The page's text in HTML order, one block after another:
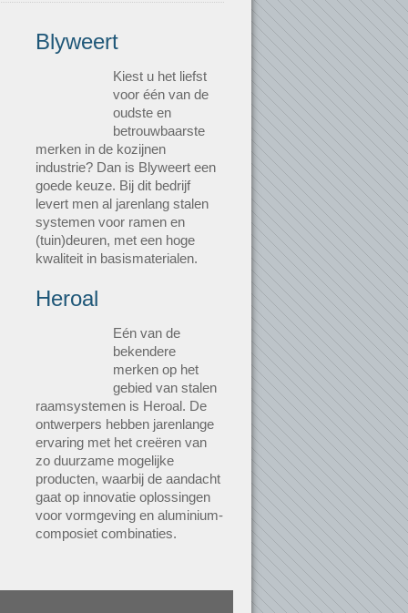
Blyweert
Kiest u het liefst
voor één van de
oudste en
betrouwbaarste
merken in de kozijnen
industrie? Dan is Blyweert een
goede keuze. Bij dit bedrijf
levert men al jarenlang stalen
systemen voor ramen en
(tuin)deuren, met een hoge
kwaliteit in basismaterialen.
Heroal
Eén van de
bekendere
merken op het
gebied van stalen
raamsystemen is Heroal. De
ontwerpers hebben jarenlange
ervaring met het creëren van
zo duurzame mogelijke
producten, waarbij de aandacht
gaat op innovatie oplossingen
voor vormgeving en aluminium-
composiet combinaties.